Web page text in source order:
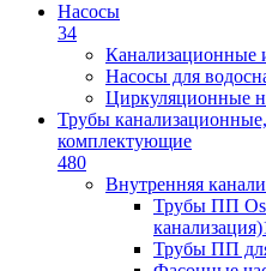
Насосы
34
Канализационные
Насосы для
Циркуляционные
Трубы
комплектующие
480
Внутренняя
Трубы ПП
канализация)
Трубы ПП